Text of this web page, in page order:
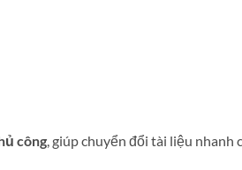
công , giúp chuyển đổi tài liệu nhanh